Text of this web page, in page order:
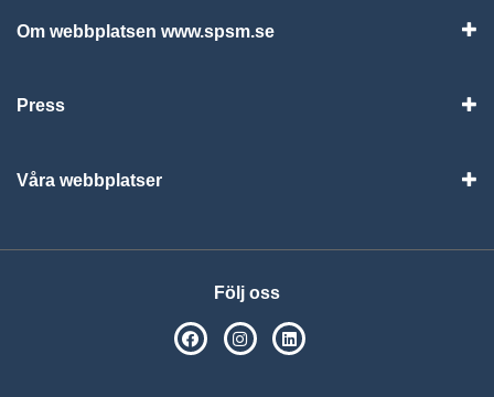
Om webbplatsen www.spsm.se
Press
Våra webbplatser
Följ oss
SPSM på Facebook
SPSM på Instagram